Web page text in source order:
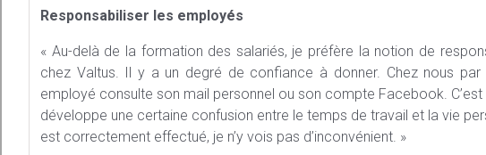
Responsabiliser les employés
« Au-delà de la formation des salariés, je préfère la notion de
chez Valtus. Il y a un degré de confiance à donner. Chez nous
employé consulte son mail personnel ou son compte Facebook.
développe une certaine confusion entre le temps de travail et la vie
est correctement effectué, je n’y vois pas d’inconvénient. »